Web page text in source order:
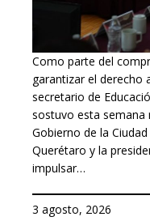
Como parte del
garantizar el derecho
secretario de
sostuvo esta semana
Gobierno de la
Querétaro y la
impulsar…
3 agosto, 2026